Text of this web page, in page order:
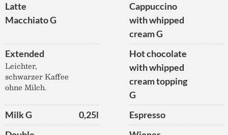
Latte
Macchiato G
Cappuccino
with whipped
cream G
Extended
Leichter,
schwarzer Kaffee
ohne Milch.
Hot chocolate
with whipped
cream topping
G
Milk G
0,25l
Espresso